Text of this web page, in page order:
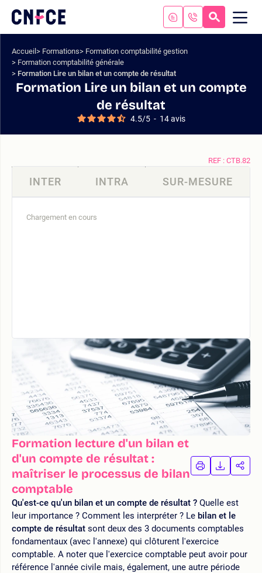
contenu
menu
Aller
Logo
site
Accueil Formations
Formation comptabilité gestion
Formation comptabilité générale
Formation Lire un bilan et un compte de résultat
Formation Lire un bilan et un compte
de résultat
4.5/5 - 14avis
Formation lecture d'un bilan et
d'un compte de résultat :
maîtriser le processus de bilan
comptable
IMPRIMER
LA
LA
Qu'est-ce qu'un bilan et un compte de résultat ? Quelle est
leur importance ? Comment les interpréter ? Le bilan et le
compte de résultat sont deux des 3 documents comptables
fondamentaux (avec l'annexe) qui clôturent l'exercice
comptable. A noter que l'exercice comptable peut avoir pour
référence l'année civile mais, également, une autre période
REF : CTB.82
INTER INTRA SUR-MESURE